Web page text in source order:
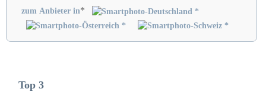
zum Anbieter in*
Top 3